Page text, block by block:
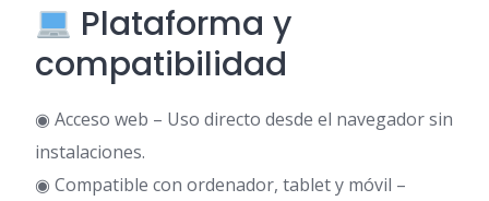
Plataforma y
compatibilidad
◉ Acceso web – Uso directo desde el navegador sin
instalaciones.
◉ Compatible con ordenador, tablet y móvil –